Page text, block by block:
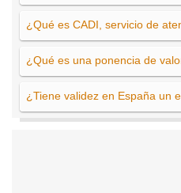
¿Qué es CADI, servicio de
¿Qué es una ponencia de
¿Tiene validez en España un